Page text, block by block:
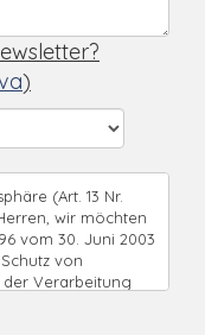
)
(Art. 13 Nr.
wir möchten
vom 30. Juni 2003
von
Verarbeitung
vertraulich, alle